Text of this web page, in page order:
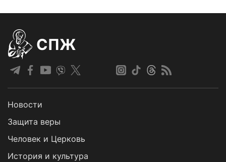
СПЖ
Новости
Защита веры
Человек и Церковь
История и культура